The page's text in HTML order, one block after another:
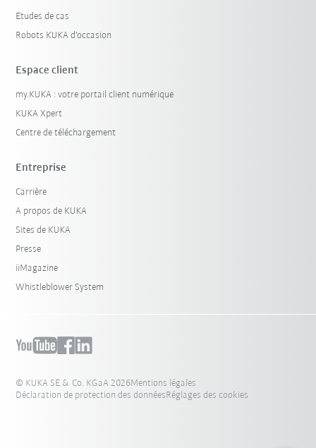
Réinitialiser le filtre
Etudes de cas
Robots KUKA d'occasion
Espace client
my.KUKA : votre portail client numérique
KUKA Xpert
Centre de téléchargement
Entreprise
Carrière
A propos de KUKA
Sites de KUKA
Presse
iiMagazine
Whistleblower System
© KUKA SE & Co. KGaA 2026Mentions légales
Déclaration de protection des donnéesRéglages des cookies